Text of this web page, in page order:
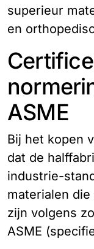
superieur
en
ASME
Bij het kopen
dat de
industrie-
materialen
zijn volgens
ASME